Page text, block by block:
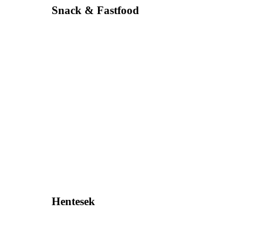
Snack & Fastfood
Hentesek